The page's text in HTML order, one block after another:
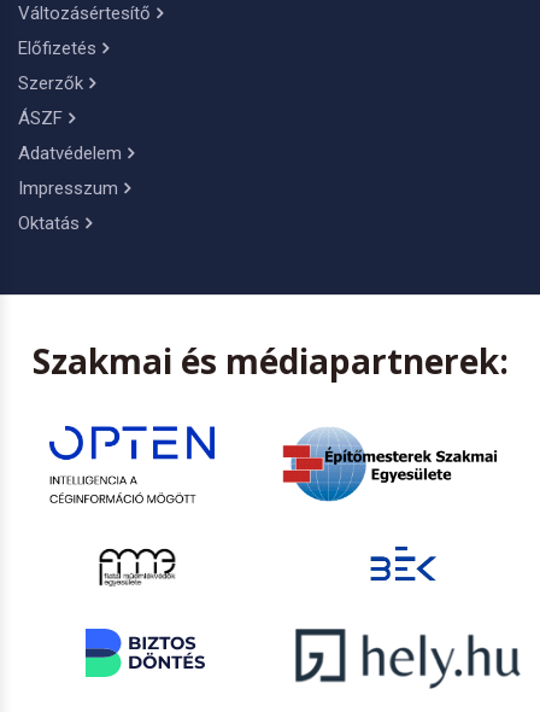
Változásértesítő
Előfizetés
Szerzők
ÁSZF
Adatvédelem
Impresszum
Oktatás
Szakmai és médiapartnerek: